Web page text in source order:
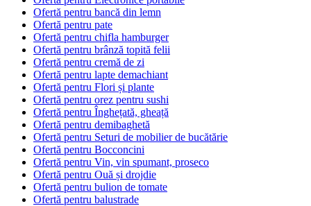
Ofertă pentru bancă din lemn
Ofertă pentru pate
Ofertă pentru chifla hamburger
Ofertă pentru brânză topită felii
Ofertă pentru cremă de zi
Ofertă pentru lapte demachiant
Ofertă pentru Flori și plante
Ofertă pentru orez pentru sushi
Ofertă pentru Înghețată, gheață
Ofertă pentru demibaghetă
Ofertă pentru Seturi de mobilier de bucătărie
Ofertă pentru Bocconcini
Ofertă pentru Vin, vin spumant, proseco
Ofertă pentru Ouă și drojdie
Ofertă pentru bulion de tomate
Ofertă pentru balustrade